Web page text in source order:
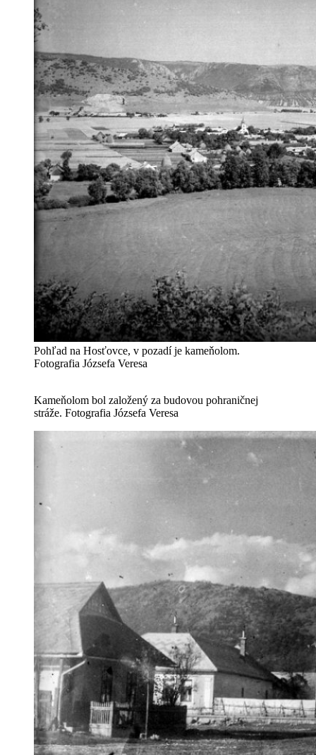
Pohľad na Hosťovce, v pozadí je kameňolom.
Fotografia Józsefa Veresa
Kameňolom bol založený za budovou pohraničnej
stráže. Fotografia Józsefa Veresa